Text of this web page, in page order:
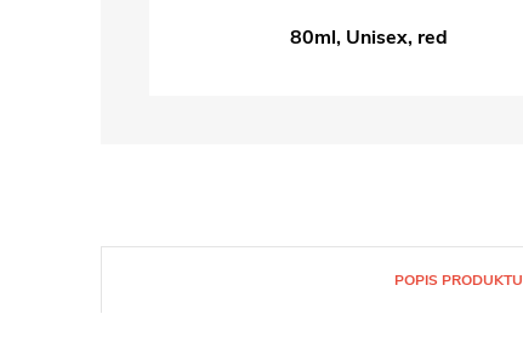
80ml, Unisex, red
POPIS PRODUKTU